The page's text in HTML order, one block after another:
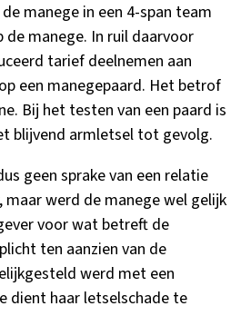
manege in een 4-span team
de manege. In ruil daarvoor
tarief deelnemen aan
een manegepaard. Het betrof
Bij het testen van een paard is
blijvend armletsel tot gevolg.
geen sprake van een relatie
werd de manege wel gelijk
voor wat betreft de
ten aanzien van de
werd met een
dient haar letselschade te